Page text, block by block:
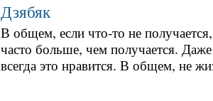
Дзябяк
В общем, если что-то не
часто больше, чем получается.
всегда это нравится. В общем, не